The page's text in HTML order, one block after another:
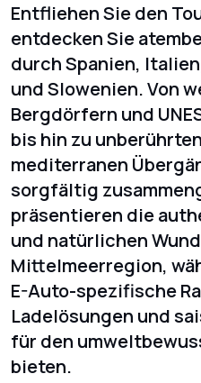
Entfliehen Sie den
entdecken Sie
durch Spanien,
und Slowenien. Von
Bergdörfern und
bis hin zu
mediterranen
sorgfältig
präsentieren die
und natürlichen
Mittelmeerregion,
E-Auto-spezifische
Ladelösungen und
für den
bieten.